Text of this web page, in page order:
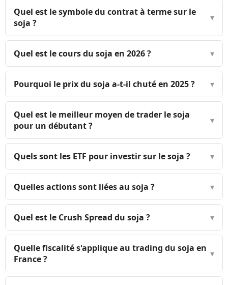
Quel est le symbole du contrat à terme sur le
soja ?
▾
Quel est le cours du soja en 2026 ? ▾
Pourquoi le prix du soja a-t-il chuté en 2025 ? ▾
Quel est le meilleur moyen de trader le soja
pour un débutant ?
▾
Quels sont les ETF pour investir sur le soja ? ▾
Quelles actions sont liées au soja ? ▾
Quel est le Crush Spread du soja ? ▾
Quelle fiscalité s'applique au trading du soja en
France ?
▾